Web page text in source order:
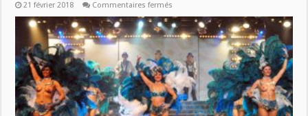
21 février 2018 Commentaires fermés
TIME
le
21
février